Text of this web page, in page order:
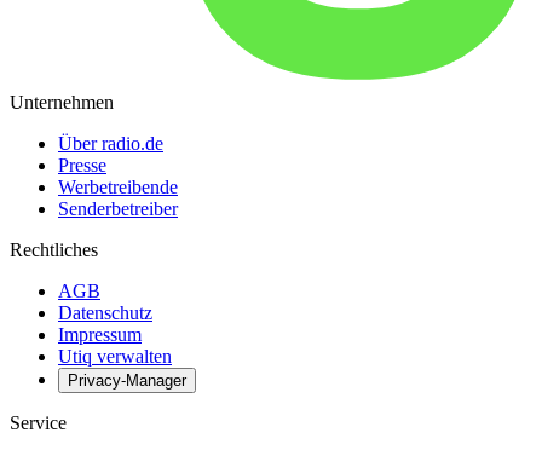
Unternehmen
Über radio.de
Presse
Werbetreibende
Senderbetreiber
Rechtliches
AGB
Datenschutz
Impressum
Utiq verwalten
Privacy-Manager
Service